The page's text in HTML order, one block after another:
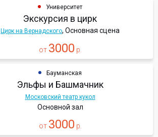
Университет
Экскурсия в цирк
Цирк на Вернадского, Основная сцена
от 3000 р.
Бауманская
Эльфы и Башмачник
Московский театр кукол
Основной зал
от 3000 р.